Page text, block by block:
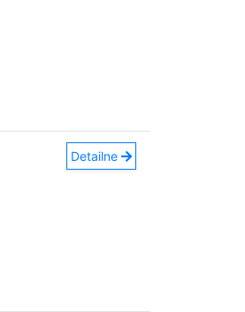
Detailne